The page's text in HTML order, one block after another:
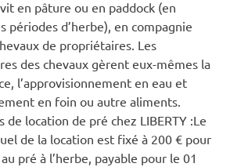
en pâture ou en paddock (en
périodes d’herbe), en compagnie
de propriétaires. Les
des chevaux gèrent eux-mêmes la
l’approvisionnement en eau et
en foin ou autre aliments.
de location de pré chez LIBERTY :Le
de la location est fixé à 200 € pour
pré à l’herbe, payable pour le 01